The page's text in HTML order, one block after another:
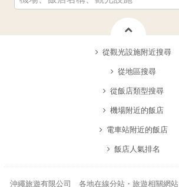
從觀光設施附近搜尋
從地區搜尋
從飯店類型搜尋
機場附近的飯店
電車站附近的飯店
飯店人氣排名
沖繩旅遊有限公司 各地在線分站・旅遊相關網站